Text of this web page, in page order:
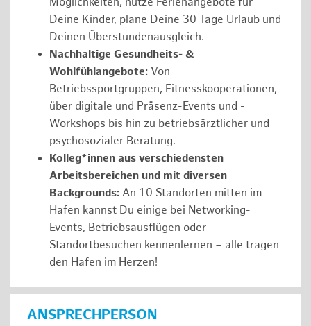
Deine Kinder, plane Deine 30 Tage Urlaub und
Deinen Überstundenausgleich.
Nachhaltige Gesundheits- &
Wohlfühlangebote: Von
Betriebssportgruppen, Fitnesskooperationen,
über digitale und Präsenz-Events und -
Workshops bis hin zu betriebsärztlicher und
psychosozialer Beratung.
Kolleg*innen aus verschiedensten
Arbeitsbereichen und mit diversen
Backgrounds: An 10 Standorten mitten im
Hafen kannst Du einige bei Networking-
Events, Betriebsausflügen oder
Standortbesuchen kennenlernen – alle tragen
den Hafen im Herzen!
ANSPRECHPERSON